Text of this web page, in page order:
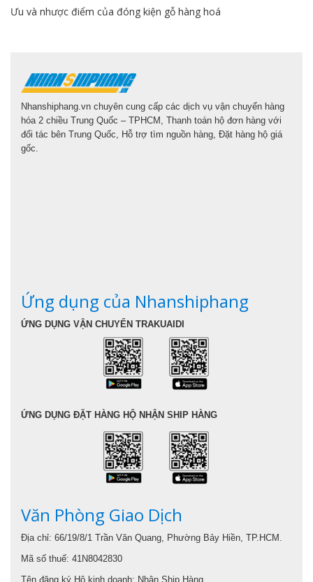
Ưu và nhược điểm của đóng kiện gỗ hàng hoá
Nhanshiphang.vn chuyên cung cấp các dịch vụ vận chuyển hàng
hóa 2 chiều Trung Quốc – TPHCM, Thanh toán hộ đơn hàng với
đối tác bên Trung Quốc, Hỗ trợ tìm nguồn hàng, Đặt hàng hộ giá
gốc.
Ứng dụng của Nhanshiphang
ỨNG DỤNG VẬN CHUYỂN TRAKUAIDI
ỨNG DỤNG ĐẶT HÀNG HỘ NHẬN SHIP HÀNG
Văn Phòng Giao Dịch
Địa chỉ: 66/19/8/1 Trần Văn Quang, Phường Bảy Hiền, TP.HCM.
Mã số thuế: 41N8042830
Tên đăng ký Hộ kinh doanh: Nhận Ship Hàng